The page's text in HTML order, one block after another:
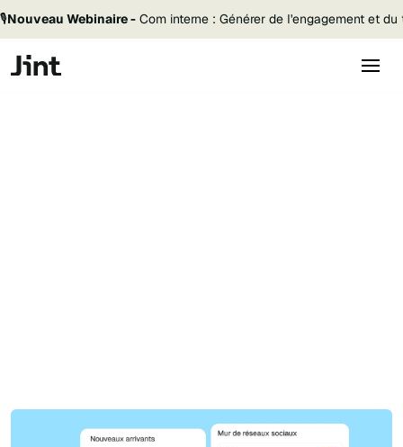
🎙️Nouveau Webinaire - Com interne : Générer de l'engagement et
Obtenir une démo